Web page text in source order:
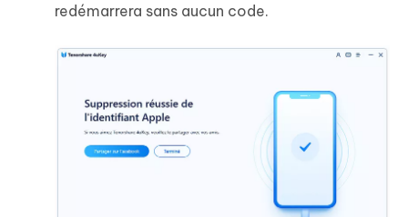
redémarrera sans aucun code.